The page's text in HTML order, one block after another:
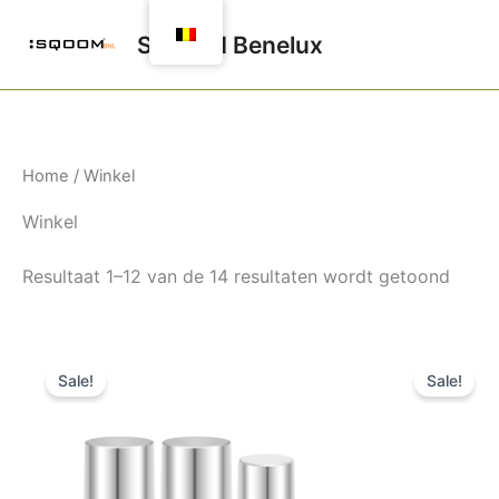
naar
SQOOM Benelux
Home / Winkel
Winkel
Resultaat 1–12 van de 14 resultaten wordt getoond
Sale! Sale!